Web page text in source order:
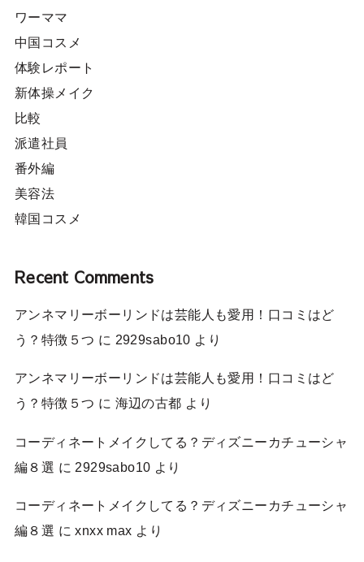
ワーママ
中国コスメ
体験レポート
新体操メイク
比較
派遣社員
番外編
美容法
韓国コスメ
Recent Comments
アンネマリーボーリンドは芸能人も愛用！口コミはど
う？特徴５つ に 2929sabo10 より
アンネマリーボーリンドは芸能人も愛用！口コミはど
う？特徴５つ に 海辺の古都 より
コーディネートメイクしてる？ディズニーカチューシャ
編８選 に 2929sabo10 より
コーディネートメイクしてる？ディズニーカチューシャ
編８選 にxnxx max より